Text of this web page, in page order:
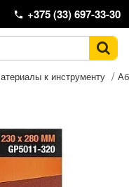
+375 (33) 697-33-30
к инструменту